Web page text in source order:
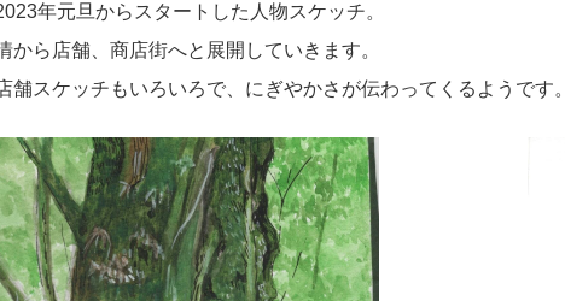
年元旦からスタートした人物スケッチ。
から店舗、商店街へと展開していきます。
舗スケッチもいろいろで、にぎやかさが伝わってくるようです。